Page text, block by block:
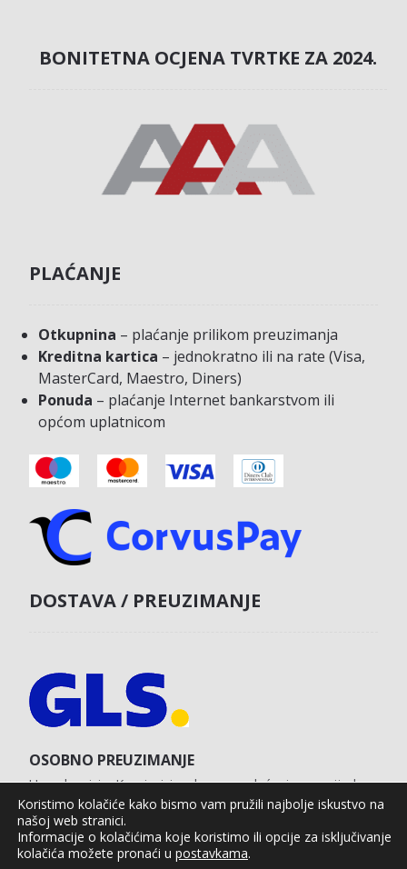
BONITETNA OCJENA TVRTKE ZA 2024.
PLAĆANJE
Otkupnina – plaćanje prilikom preuzimanja
Kreditna kartica – jednokratno ili na rate (Visa,
MasterCard, Maestro, Diners)
Ponuda – plaćanje Internet bankarstvom ili
općom uplatnicom
DOSTAVA / PREUZIMANJE
OSOBNO PREUZIMANJE
U poslovnici u Koprivnici s obvezom plaćanja unaprijed
karticom na web shopu.
Agro Moto Shop © 2025. Izrada web shopa:
Koristimo kolačiće kako bismo vam pružili najbolje iskustvo na
našoj web stranici.
Informacije o kolačićima koje koristimo ili opcije za isključivanje
kolačića možete pronaći u postavkama.